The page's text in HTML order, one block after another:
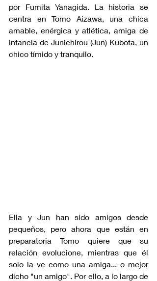
por Fumita Yanagida. La historia se
centra en Tomo Aizawa, una chica
amable, enérgica y atlética, amiga de
infancia de Junichirou (Jun) Kubota, un
chico tímido y tranquilo.
Ella y Jun han sido amigos desde
pequeños, pero ahora que están en
preparatoria Tomo quiere que su
relación evolucione, mientras que él
solo la ve como una amiga... o mejor
dicho "un amigo". Por ello, a lo largo de